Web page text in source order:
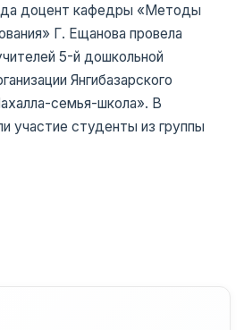
доцент кафедры «Методы
Г. Ещанова провела
5-й дошкольной
Янгибазарского
семья-школа». В
участие студенты из группы